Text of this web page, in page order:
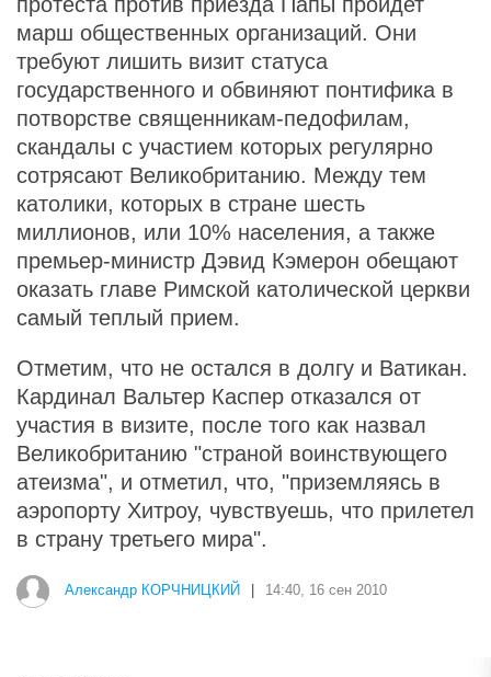
марш общественных организаций. Они
требуют лишить визит статуса
государственного и обвиняют понтифика в
потворстве священникам-педофилам,
скандалы с участием которых регулярно
сотрясают Великобританию. Между тем
католики, которых в стране шесть
миллионов, или 10% населения, а также
премьер-министр Дэвид Кэмерон обещают
оказать главе Римской католической церкви
самый теплый прием.
Отметим, что не остался в долгу и Ватикан.
Кардинал Вальтер Каспер отказался от
участия в визите, после того как назвал
Великобританию "страной воинствующего
атеизма", и отметил, что, "приземляясь в
аэропорту Хитроу, чувствуешь, что прилетел
в страну третьего мира".
Александр КОРЧНИЦКИЙ 14:40, 16 сен 2010